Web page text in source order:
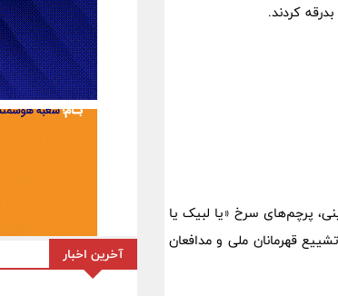
پرچم‌های سرخ «یا لبیک یا
قهرمانان ملی و مدافعان
آخرین اخبار